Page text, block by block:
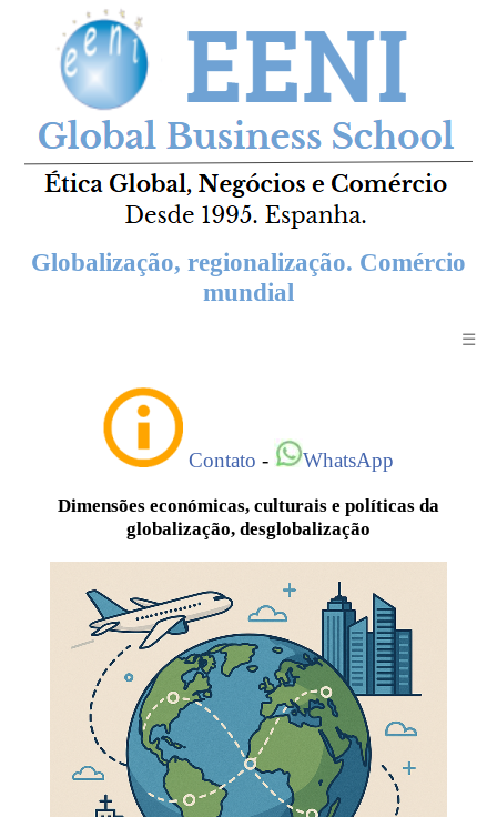
Globalização, regionalização. Comércio
mundial
☰
Contato - WhatsApp
Dimensões económicas, culturais e políticas da
globalização, desglobalização